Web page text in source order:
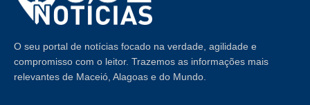
O seu portal de notícias focado na verdade, agilidade e
compromisso com o leitor. Trazemos as informações mais
relevantes de Maceió, Alagoas e do Mundo.